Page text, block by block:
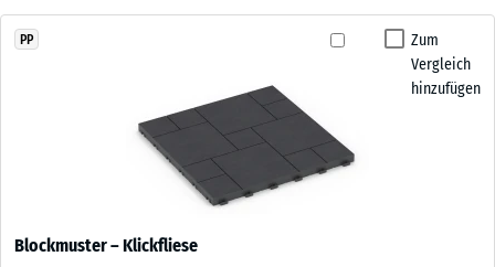
Zum
Vergleich
hinzufügen
PP
Blockmuster – Klickfliese